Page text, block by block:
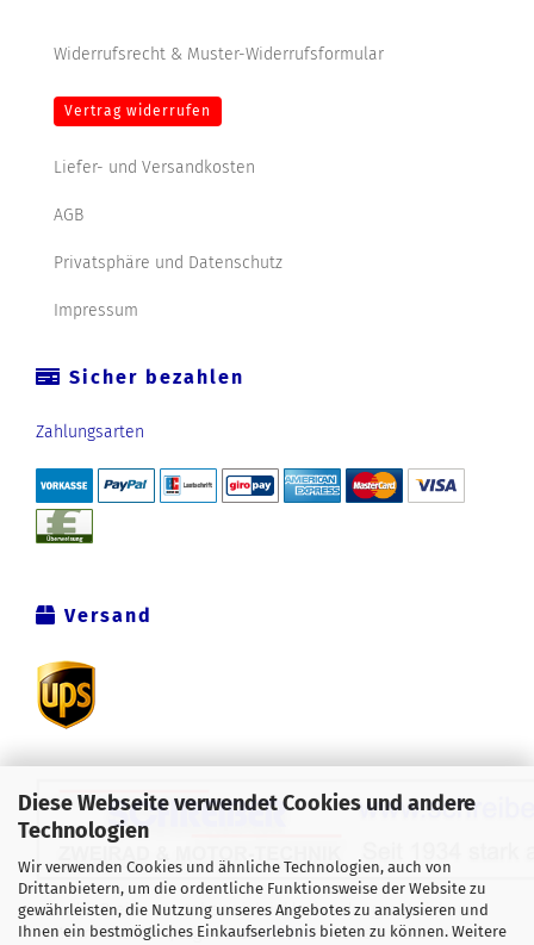
Diese Webseite verwendet Cookies und andere
Technologien
Wir verwenden Cookies und ähnliche Technologien, auch von
Drittanbietern, um die ordentliche Funktionsweise der Website zu
gewährleisten, die Nutzung unseres Angebotes zu analysieren und
Ihnen ein bestmögliches Einkaufserlebnis bieten zu können. Weitere
Widerrufsrecht & Muster-Widerrufsformular
Vertrag widerrufen
Liefer- und Versandkosten
AGB
Privatsphäre und Datenschutz
Impressum
Sicher bezahlen
Zahlungsarten
Versand
Alle Preise verstehen sich inklusive der gesetzlichen
Mehrwertsteuer, zzgl.Versandkostensoweit nicht anders